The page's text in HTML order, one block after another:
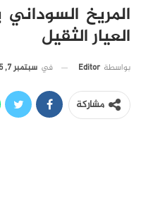
المريخ
العيار الثقيل
بواسطة Editor في سبتمبر 7, 2025
مشاركة